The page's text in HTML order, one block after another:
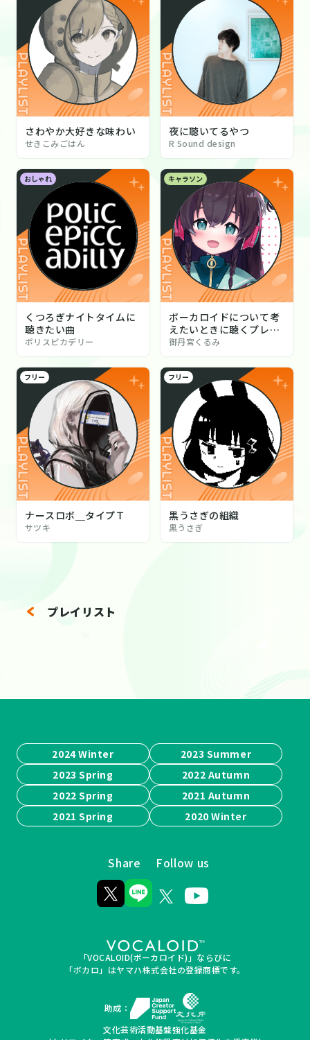
さわやか大好きな味わい
せきこみごはん
夜に聴いてるやつ
R Sound design
おしゃれ
くつろぎナイトタイムに
聴きたい曲
ポリスピカデリー
キャラソン
ボーカロイドについて考
えたいときに聴くプレイ
リスト
御丹宮くるみ
フリー
ナースロボ＿タイプＴ
サツキ
フリー
黒うさぎの組織
黒うさぎ
プレイリスト
2024 Winter
2023 Summer
2023 Spring
2022 Autumn
2022 Spring
2021 Autumn
2021 Spring
2020 Winter
Share Follow us
「VOCALOID(ボーカロイド)」ならびに
「ボカロ」はヤマハ株式会社の登録商標です。
助成：
文化芸術活動基盤強化基金